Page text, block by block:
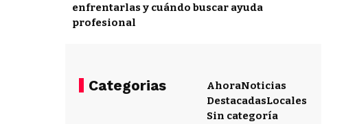
enfrentarlas y cuándo buscar ayuda
profesional
Categorias AhoraNoticias
DestacadasLocales
Sin categoría